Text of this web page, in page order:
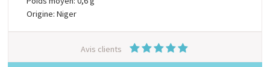
Origine: Niger
Avis clients